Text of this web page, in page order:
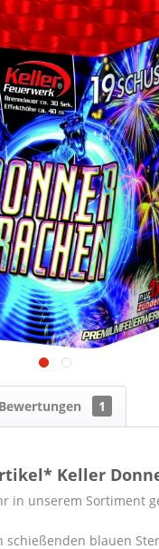
Bewertungen 1
Keller
in unserem Sortiment
blauen